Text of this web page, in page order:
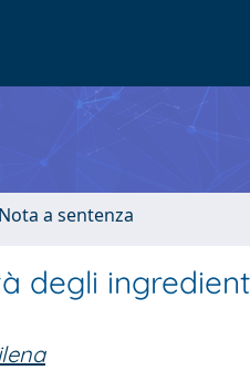
a sentenza
degli